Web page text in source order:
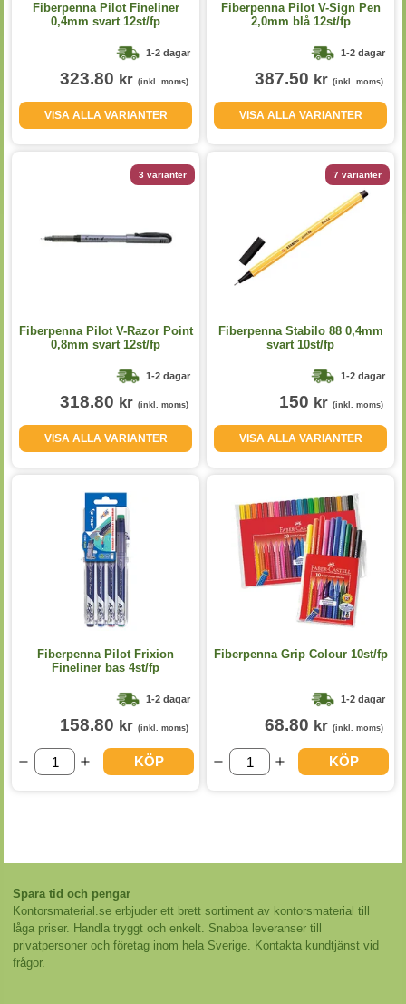
Fiberpenna Pilot Fineliner
0,4mm svart 12st/fp
1-2 dagar
323.80 kr (inkl. moms)
VISA ALLA VARIANTER
Fiberpenna Pilot V-Sign Pen
2,0mm blå 12st/fp
1-2 dagar
387.50 kr (inkl. moms)
VISA ALLA VARIANTER
3 varianter
Fiberpenna Pilot V-Razor Point
0,8mm svart 12st/fp
1-2 dagar
318.80 kr (inkl. moms)
VISA ALLA VARIANTER
7 varianter
Fiberpenna Stabilo 88 0,4mm
svart 10st/fp
1-2 dagar
150 kr (inkl. moms)
VISA ALLA VARIANTER
Fiberpenna Pilot Frixion
Fineliner bas 4st/fp
1-2 dagar
158.80 kr (inkl. moms)
KÖP
Fiberpenna Grip Colour 10st/fp
1-2 dagar
68.80 kr (inkl. moms)
KÖP
Spara tid och pengar
Kontorsmaterial.se erbjuder ett brett sortiment av kontorsmaterial till
låga priser. Handla tryggt och enkelt. Snabba leveranser till
privatpersoner och företag inom hela Sverige. Kontakta kundtjänst vid
frågor.